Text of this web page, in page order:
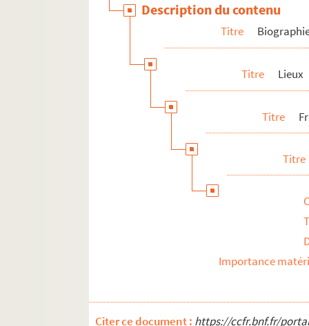
Description du contenu
Titre
Titre Lieux
Titre
Titre
Importance
Citer ce document : https://ccfr.bnf.fr/